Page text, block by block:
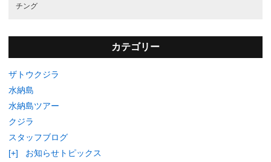
チング
カテゴリー
ザトウクジラ
水納島
水納島ツアー
クジラ
スタッフブログ
[+]
お知らせトピックス